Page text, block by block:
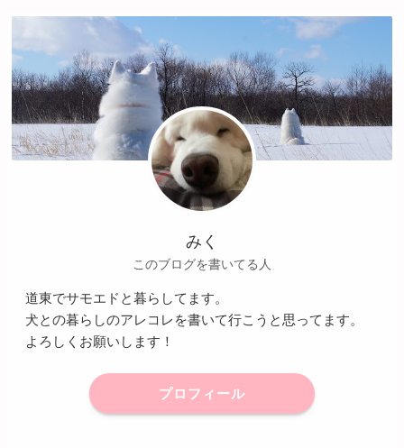
みく
このブログを書いてる人
道東でサモエドと暮らしてます。
犬との暮らしのアレコレを書いて行こうと思ってます。
よろしくお願いします！
プロフィール